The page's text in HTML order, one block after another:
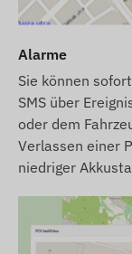
Alarme
Sie können
SMS über
oder dem
Verlassen einer
niedriger